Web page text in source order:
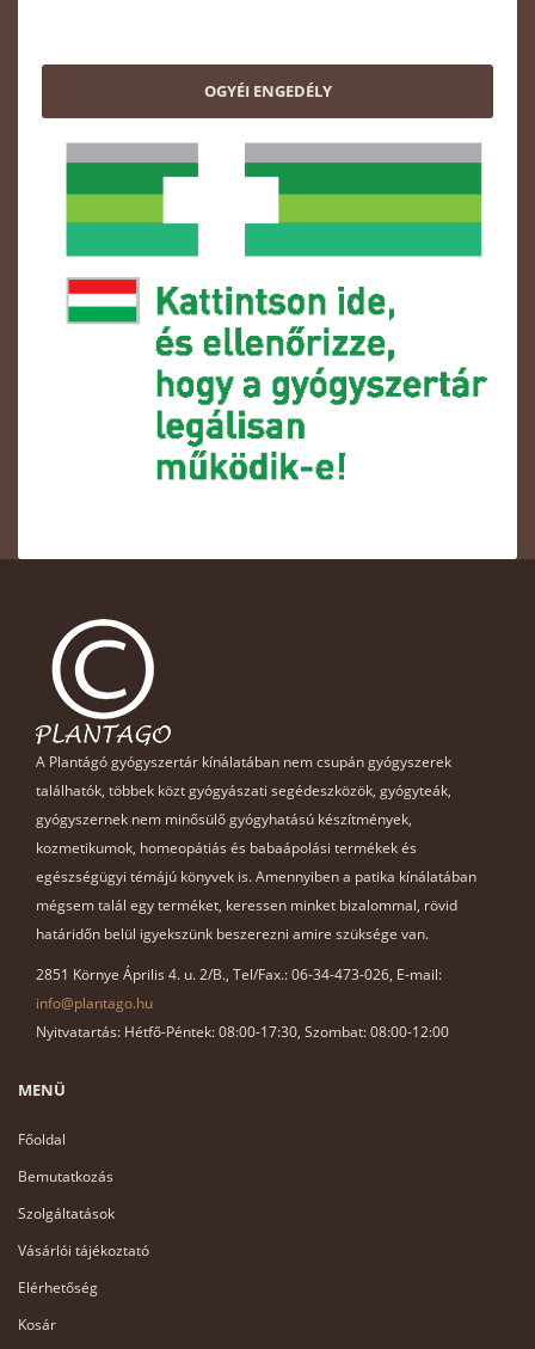
OGYÉI ENGEDÉLY
A Plantágó gyógyszertár kínálatában nem csupán gyógyszerek
találhatók, többek közt gyógyászati segédeszközök, gyógyteák,
gyógyszernek nem minősülő gyógyhatású készítmények,
kozmetikumok, homeopátiás és babaápolási termékek és
egészségügyi témájú könyvek is. Amennyiben a patika kínálatában
mégsem talál egy terméket, keressen minket bizalommal, rövid
határidőn belül igyekszünk beszerezni amire szüksége van.
2851 Környe Április 4. u. 2/B., Tel/Fax.: 06-34-473-026, E-mail:
info@plantago.hu
Nyitvatartás: Hétfő-Péntek: 08:00-17:30, Szombat: 08:00-12:00
MENÜ
Főoldal
Bemutatkozás
Szolgáltatások
Vásárlói tájékoztató
Elérhetőség
Kosár